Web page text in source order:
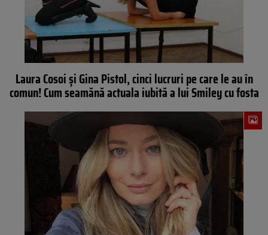
Laura Cosoi şi Gina Pistol, cinci lucruri pe care le au în
comun! Cum seamănă actuala iubită a lui Smiley cu fosta